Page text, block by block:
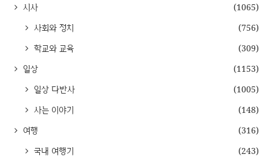
시사
(1065)
사회와 정치
(756)
학교와 교육
(309)
일상
(1153)
일상 다반사
(1005)
사는 이야기
(148)
여행
(316)
국내 여행기
(243)